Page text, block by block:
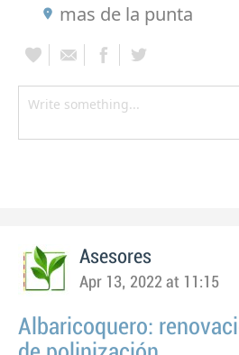
mas de la punta
Asesores
Apr 13, 2022 at 11:15
Albaricoquero: